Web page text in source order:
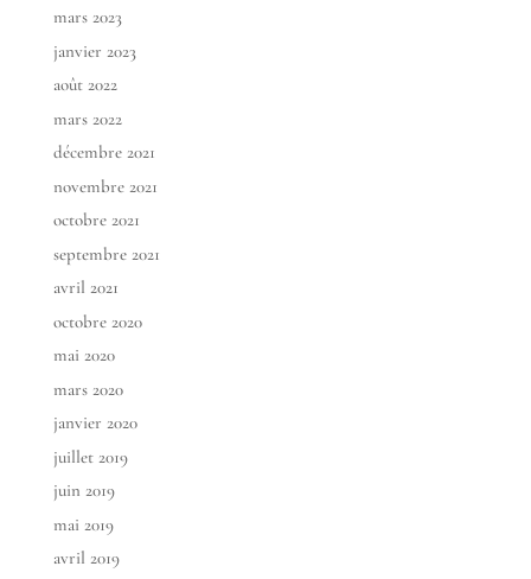
mars 2023
janvier 2023
août 2022
mars 2022
décembre 2021
novembre 2021
octobre 2021
septembre 2021
avril 2021
octobre 2020
mai 2020
mars 2020
janvier 2020
juillet 2019
juin 2019
mai 2019
avril 2019